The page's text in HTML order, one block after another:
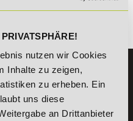
nutzen wir Cookies
Inhalte zu zeigen,
zu erheben. Ein
uns diese
an Drittanbieter
Anfangsbuchstaben.